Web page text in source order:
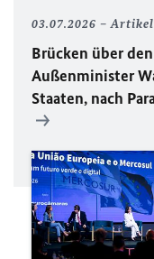
03.07.2026 Artikel
Brücken über
Außenminister
Staaten, nach